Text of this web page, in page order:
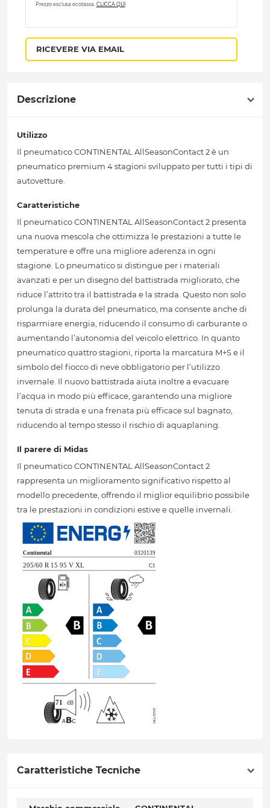
Prezzo esclusa ecotassa. CLICCA QUI
RICEVERE VIA EMAIL
Descrizione
Utilizzo
Il pneumatico CONTINENTAL AllSeasonContact 2 è un
pneumatico premium 4 stagioni sviluppato per tutti i tipi di
autovetture.
Caratteristiche
Il pneumatico CONTINENTAL AllSeasonContact 2 presenta
una nuova mescola che ottimizza le prestazioni a tutte le
temperature e offre una migliore aderenza in ogni
stagione. Lo pneumatico si distingue per i materiali
avanzati e per un disegno del battistrada migliorato, che
riduce l’attrito tra il battistrada e la strada. Questo non solo
prolunga la durata del pneumatico, ma consente anche di
risparmiare energia, riducendo il consumo di carburante o
aumentando l’autonomia del veicolo elettrico. In quanto
pneumatico quattro stagioni, riporta la marcatura M+S e il
simbolo del fiocco di neve obbligatorio per l’utilizzo
invernale. Il nuovo battistrada aiuta inoltre a evacuare
l’acqua in modo più efficace, garantendo una migliore
tenuta di strada e una frenata più efficace sul bagnato,
riducendo al tempo stesso il rischio di aquaplaning.
Il parere di Midas
Il pneumatico CONTINENTAL AllSeasonContact 2
rappresenta un miglioramento significativo rispetto al
modello precedente, offrendo il miglior equilibrio possibile
tra le prestazioni in condizioni estive e quelle invernali.
Caratteristiche Tecniche